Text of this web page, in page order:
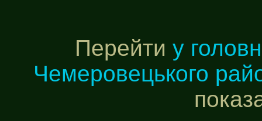
Перейти у
Чемеровецького